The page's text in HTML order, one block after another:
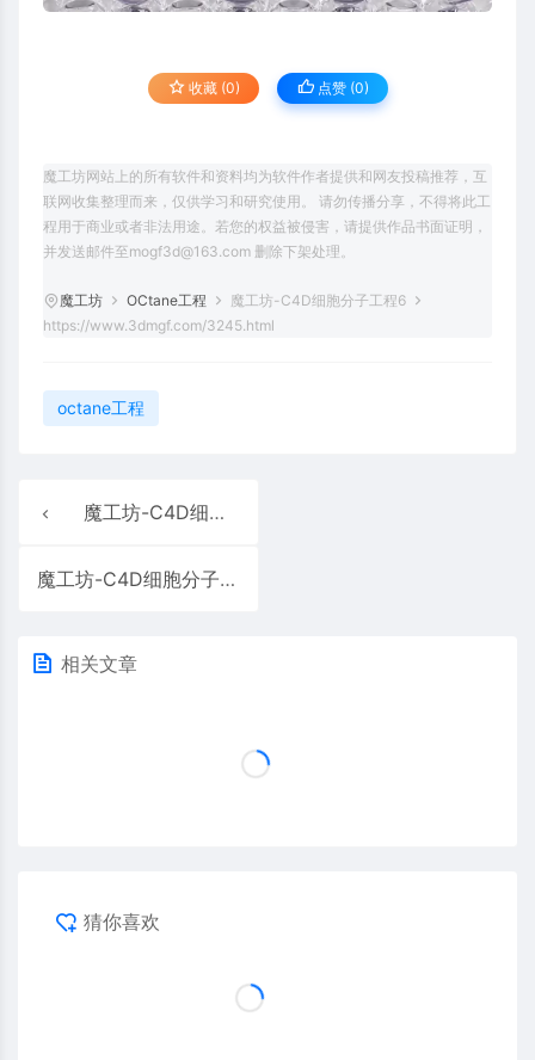
收藏 (0) 点赞 (0)
魔工坊网站上的所有软件和资料均为软件作者提供和网友投稿推荐，互
联网收集整理而来，仅供学习和研究使用。 请勿传播分享，不得将此工
程用于商业或者非法用途。若您的权益被侵害，请提供作品书面证明，
并发送邮件至mogf3d@163.com 删除下架处理。
魔工坊 OCtane工程
魔工坊-C4D细胞分子工程6
https://www.3dmgf.com/3245.html
octane工程
魔工坊-C4D细胞分子工程5
魔工坊-C4D细胞分子工程7
相关文章
猜你喜欢